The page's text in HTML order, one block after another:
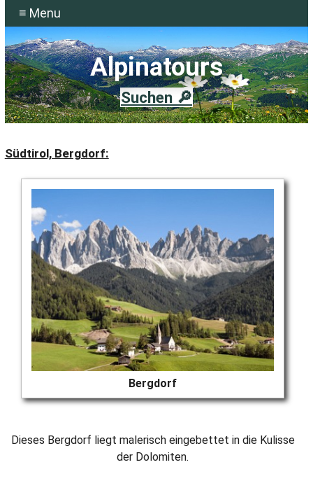
≡ Menu
Suchen 🔎
Alpinatours
Südtirol, Bergdorf:
Bergdorf
Dieses Bergdorf liegt malerisch eingebettet in die Kulisse
der Dolomiten.